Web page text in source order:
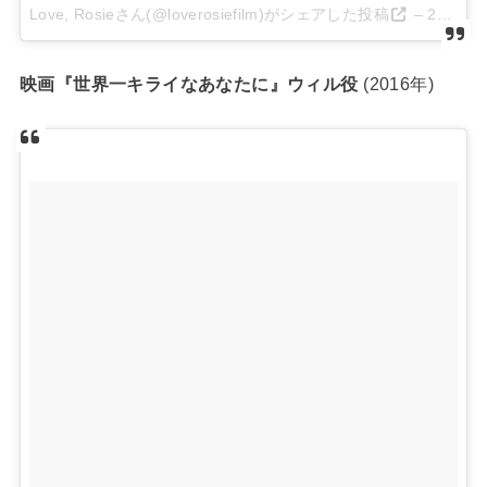
Love, Rosieさん(@loverosiefilm)がシェアした投稿 – 2014 10月 7 10:45午前 PDT
映画『世界一キライなあなたに』ウィル役 (2016年)